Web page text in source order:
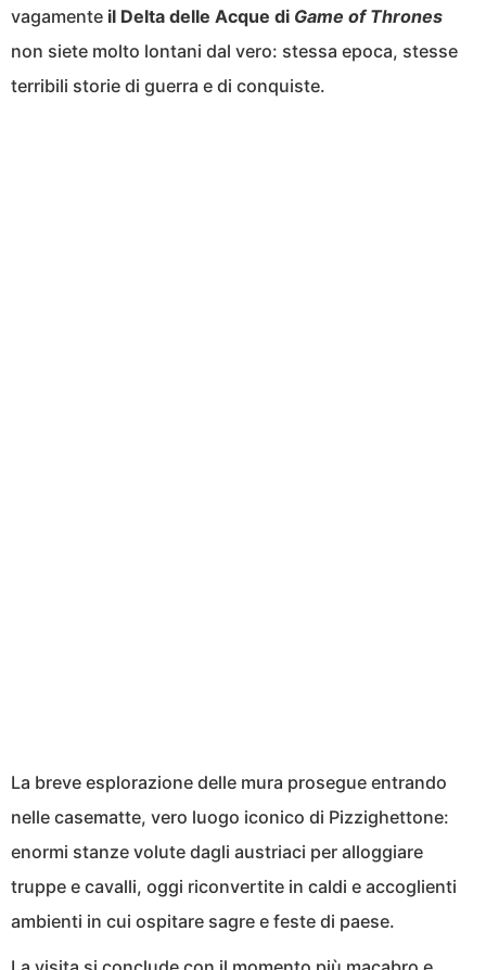
vagamente il Delta delle Acque di Game of Thrones
non siete molto lontani dal vero: stessa epoca, stesse
terribili storie di guerra e di conquiste.
La breve esplorazione delle mura prosegue entrando
nelle casematte, vero luogo iconico di Pizzighettone:
enormi stanze volute dagli austriaci per alloggiare
truppe e cavalli, oggi riconvertite in caldi e accoglienti
ambienti in cui ospitare sagre e feste di paese.